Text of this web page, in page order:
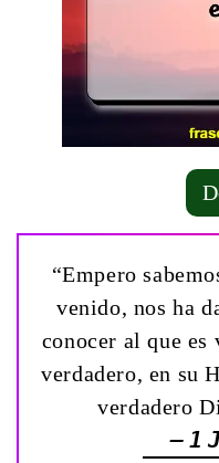
“Empero
venido, nos ha
conocer al que es
verdadero, en su
verdadero
— 1